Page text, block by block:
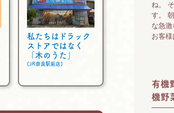
私たちはドラック
ストアではなく
「木のうた」
[JR奈良駅前店]
ね。
す。
な急
お客
有機
機野